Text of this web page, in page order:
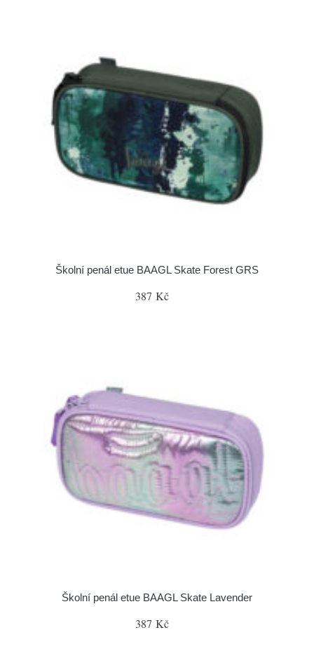
Školní penál etue BAAGL Skate Forest GRS
387 Kč
Školní penál etue BAAGL Skate Lavender
387 Kč